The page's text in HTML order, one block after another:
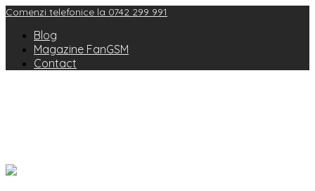
Comenzi telefonice la 0742 299 991
Blog
Magazine FanGSM
Contact